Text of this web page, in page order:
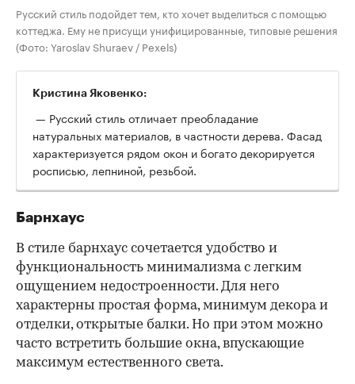
Русский стиль подойдет тем, кто хочет выделиться с помощью
коттеджа. Ему не присущи унифицированные, типовые решения
(Фото: Yaroslav Shuraev / Pexels)
Кристина Яковенко:
— Русский стиль отличает преобладание
натуральных материалов, в частности дерева. Фасад
характеризуется рядом окон и богато декорируется
росписью, лепниной, резьбой.
Барнхаус
В стиле барнхаус сочетается удобство и
функциональность минимализма с легким
ощущением недостроенности. Для него
характерны простая форма, минимум декора и
отделки, открытые балки. Но при этом можно
часто встретить большие окна, впускающие
максимум естественного света.